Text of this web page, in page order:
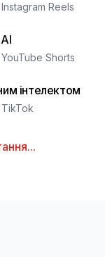
Reels
Shorts
інтелектом
...